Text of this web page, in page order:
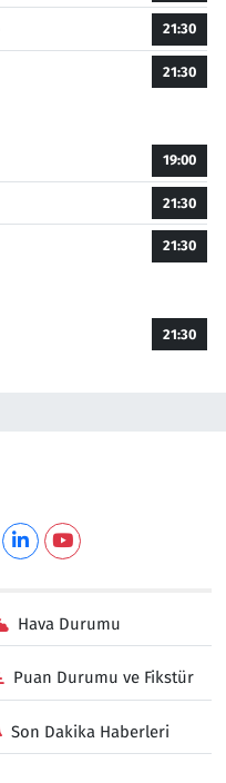
21:30
21:30
19:00
21:30
21:30
21:30
Hava Durumu
Puan Durumu ve Fikstür
Son Dakika Haberleri